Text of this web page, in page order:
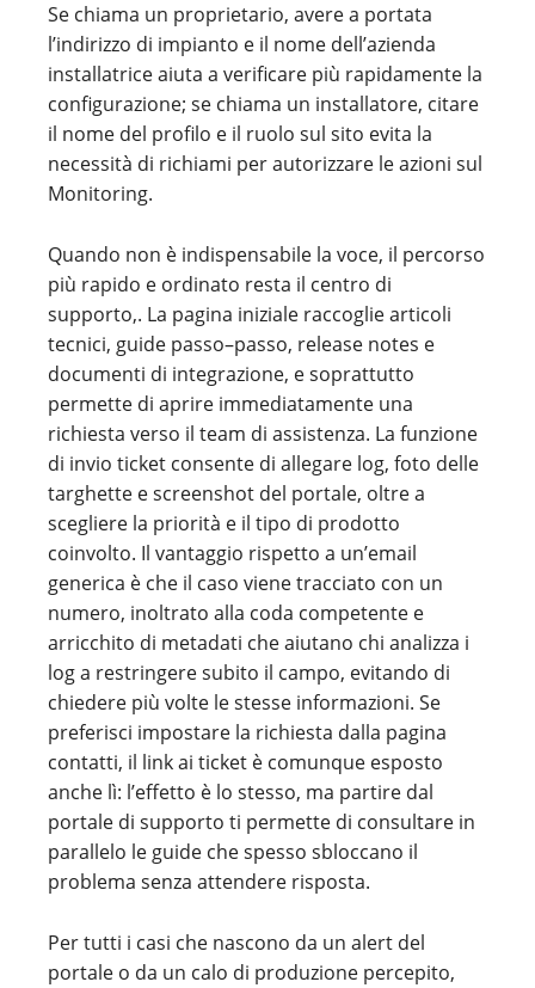
Se chiama un proprietario, avere a portata
l’indirizzo di impianto e il nome dell’azienda
installatrice aiuta a verificare più rapidamente la
configurazione; se chiama un installatore, citare
il nome del profilo e il ruolo sul sito evita la
necessità di richiami per autorizzare le azioni sul
Monitoring.
Quando non è indispensabile la voce, il percorso
più rapido e ordinato resta il centro di
supporto,. La pagina iniziale raccoglie articoli
tecnici, guide passo–passo, release notes e
documenti di integrazione, e soprattutto
permette di aprire immediatamente una
richiesta verso il team di assistenza. La funzione
di invio ticket consente di allegare log, foto delle
targhette e screenshot del portale, oltre a
scegliere la priorità e il tipo di prodotto
coinvolto. Il vantaggio rispetto a un’email
generica è che il caso viene tracciato con un
numero, inoltrato alla coda competente e
arricchito di metadati che aiutano chi analizza i
log a restringere subito il campo, evitando di
chiedere più volte le stesse informazioni. Se
preferisci impostare la richiesta dalla pagina
contatti, il link ai ticket è comunque esposto
anche lì: l’effetto è lo stesso, ma partire dal
portale di supporto ti permette di consultare in
parallelo le guide che spesso sbloccano il
problema senza attendere risposta.
Per tutti i casi che nascono da un alert del
portale o da un calo di produzione percepito,